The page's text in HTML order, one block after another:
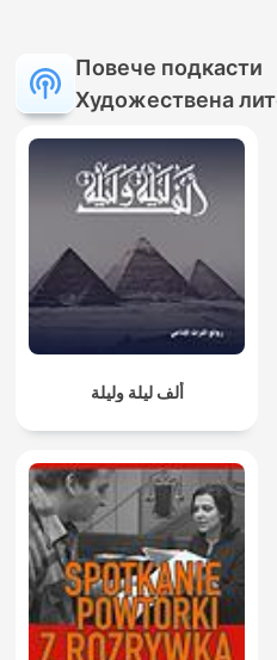
Повече подкасти
Художествена
ألف ليلة وليلة